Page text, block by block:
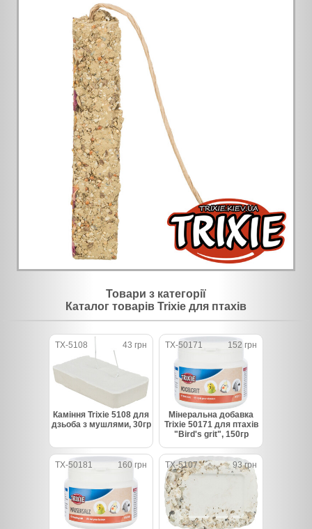
Товари з категорії
Каталог товарів Trixie для птахів
TX-5108 43 грн
Каміння Trixie 5108 для
дзьоба з мушлями, 30гр
TX-50171 152 грн
Мінеральна добавка
Trixie 50171 для птахів
"Bird's grit", 150гр
TX-50181 160 грн TX-5107 93 грн